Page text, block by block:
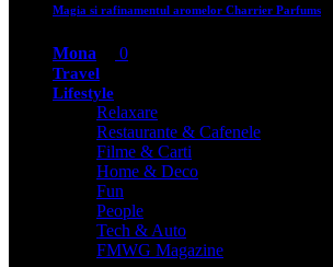
Magia si rafinamentul aromelor Charrier Parfums
Mona 0
Travel
Lifestyle
Relaxare
Restaurante & Cafenele
Filme & Carti
Home & Deco
Fun
People
Tech & Auto
FMWG Magazine